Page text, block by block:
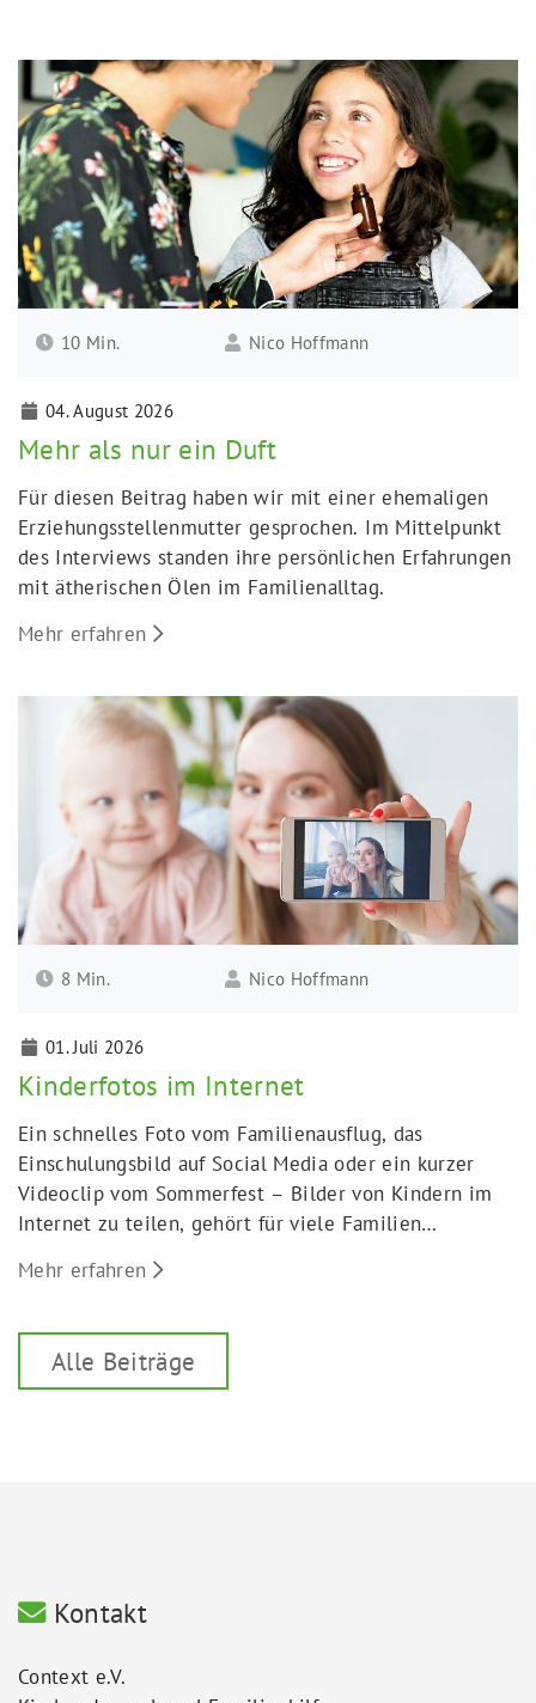
10 Min. Nico Hoffmann
04. August 2026
Mehr als nur ein Duft
Für diesen Beitrag haben wir mit einer ehemaligen
Erziehungsstellenmutter gesprochen. Im Mittelpunkt
des Interviews standen ihre persönlichen Erfahrungen
mit ätherischen Ölen im Familienalltag.
Mehr erfahren
8 Min. Nico Hoffmann
01. Juli 2026
Kinderfotos im Internet
Ein schnelles Foto vom Familienausflug, das
Einschulungsbild auf Social Media oder ein kurzer
Videoclip vom Sommerfest – Bilder von Kindern im
Internet zu teilen, gehört für viele Familien
Mehr erfahren
Alle Beiträge
Kontakt
Context e.V.